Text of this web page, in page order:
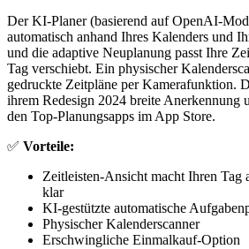
Der KI-Planer (basierend auf OpenAI-
automatisch anhand Ihres Kalenders und
und die adaptive Neuplanung passt Ihre
Tag verschiebt. Ein physischer
gedruckte Zeitpläne per Kamerafunktion.
ihrem Redesign 2024 breite Anerkennung
den Top-Planungsapps im App Store.
✅ Vorteile:
Zeitleisten-Ansicht macht Ihren Tag
klar
KI-gestützte automatische
Physischer Kalenderscanner
Erschwingliche Einmalkauf-Option